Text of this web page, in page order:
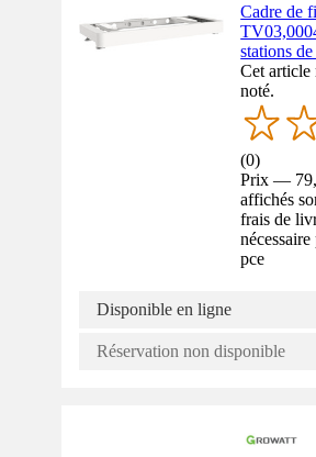
Cadre de
stations
Cet article
noté.
(0)
Prix —
affichés
frais de
nécessaire
pce
Disponible en ligne
Réservation non disponible